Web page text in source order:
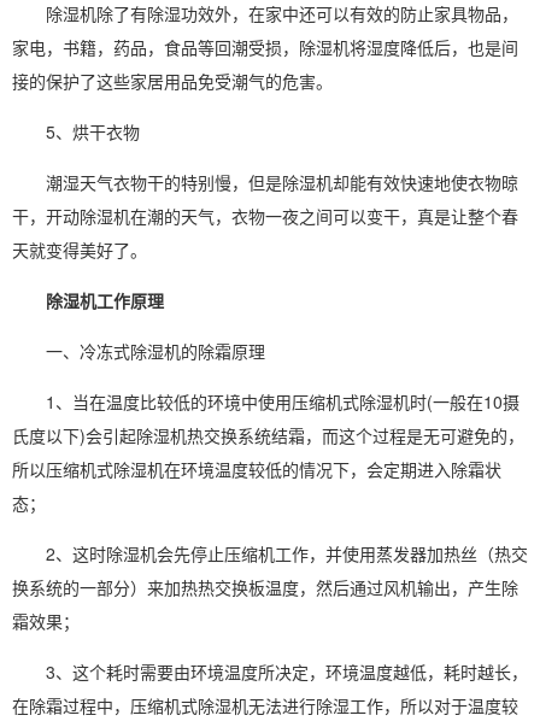
除湿机除了有除湿功效外，在家中还可以有效的防止家具物品，
家电，书籍，药品，食品等回潮受损，除湿机将湿度降低后，也是间
接的保护了这些家居用品免受潮气的危害。
5、烘干衣物
潮湿天气衣物干的特别慢，但是除湿机却能有效快速地使衣物晾
干，开动除湿机在潮的天气，衣物一夜之间可以变干，真是让整个春
天就变得美好了。
除湿机工作原理
一、 冷冻式除湿机的除霜原理
1、当在温度比较低的环境中使用压缩机式除湿机时(一般在10摄
氏度以下)会引起除湿机热交换系统结霜，而这个过程是无可避免的，
所以压缩机式除湿机在环境温度较低的情况下，会定期进入除霜状
态；
2、这时除湿机会先停止压缩机工作，并使用蒸发器加热丝（热交
换系统的一部分）来加热热交换板温度，然后通过风机输出，产生除
霜效果；
3、这个耗时需要由环境温度所决定，环境温度越低，耗时越长，
在除霜过程中，压缩机式除湿机无法进行除湿工作，所以对于温度较